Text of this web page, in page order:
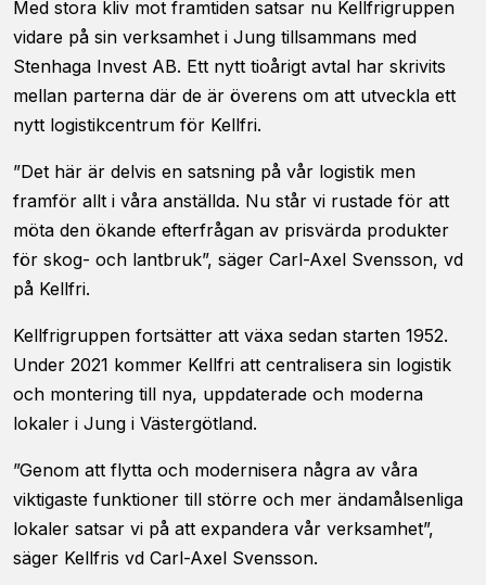
Med stora kliv mot framtiden satsar nu Kellfrigruppen
vidare på sin verksamhet i Jung tillsammans med
Stenhaga Invest AB. Ett nytt tioårigt avtal har skrivits
mellan parterna där de är överens om att utveckla ett
nytt logistikcentrum för Kellfri.
”Det här är delvis en satsning på vår logistik men
framför allt i våra anställda. Nu står vi rustade för att
möta den ökande efterfrågan av prisvärda produkter
för skog- och lantbruk”, säger Carl-Axel Svensson, vd
på Kellfri.
Kellfrigruppen fortsätter att växa sedan starten 1952.
Under 2021 kommer Kellfri att centralisera sin logistik
och montering till nya, uppdaterade och moderna
lokaler i Jung i Västergötland.
”Genom att flytta och modernisera några av våra
viktigaste funktioner till större och mer ändamålsenliga
lokaler satsar vi på att expandera vår verksamhet”,
säger Kellfris vd Carl-Axel Svensson.
förbättra
hemsidans
funktionalitet
och
uppbyggnad,
hemsidan
används.
Upplevelse
prestera så
möjligt
under ditt
här kakorna
kommer
viss
funktionalitet
från